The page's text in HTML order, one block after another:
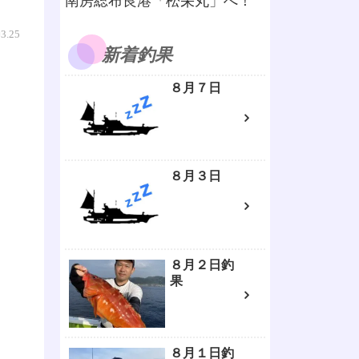
新着釣果
８月７日
８月３日
８月２日釣
果
８月１日釣